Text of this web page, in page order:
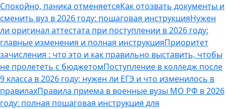
Спокойно, паника отменяетсяКак отозвать документы и
сменить вуз в 2026 году: пошаговая инструкцияНужен
ли оригинал аттестата при поступлении в 2026 году:
главные изменения и полная инструкцияПриоритет
зачисления : что это и как правильно выставить, чтобы
не пролететь с бюджетомПоступление в колледж после
9 класса в 2026 году: нужен ли ЕГЭ и что изменилось в
правилахПравила приема в военные вузы МО РФ в 2026
году: полная пошаговая инструкция для